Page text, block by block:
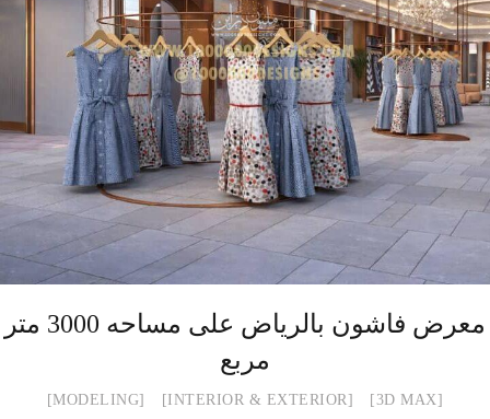
معرض فاشون بالرياض على مساحه 3000 متر
مربع
3D MAX
INTERIOR & EXTERIOR
MODELING